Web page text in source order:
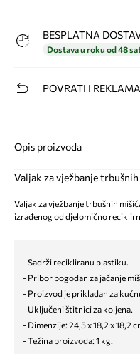
BESPLATNA
Dostava u roku od 48
POVRATI I
Opis proizvoda
Valjak za vježbanje trbušnih
Valjak za vježbanje trbušnih
izrađenog od djelomično
- Sadrži recikliranu plastiku.
- Pribor pogodan za jačanje
- Proizvod je prikladan za
- Uključeni štitnici za koljena.
- Dimenzije: 24,5 x 18,2 x 18,2
- Težina proizvoda: 1 kg.